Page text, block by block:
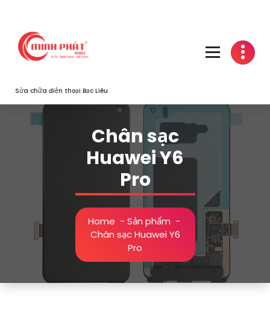
content
Sửa chữa điện thoại Bạc Liêu
Chân sạc
Huawei Y6
Pro
Home - Sản phẩm -
Chân sạc Huawei Y6
Pro